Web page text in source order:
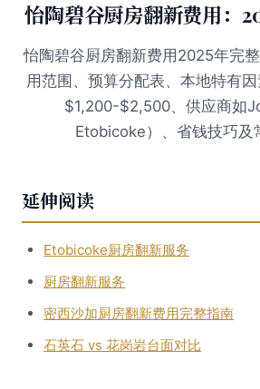
怡陶碧谷厨房翻新费用：
怡陶碧谷厨房翻新费用2025年完
用范围、预算分配表、本地特有
$1,200-$2,500、供应商如
Etobicoke）、省钱技巧及
延伸阅读
Etobicoke厨房翻新服务
厨房翻新服务
密西沙加厨房翻新费用完整指南
石英石 vs 花岗岩台面对比